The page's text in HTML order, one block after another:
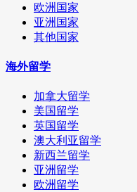
欧洲国家
亚洲国家
其他国家
海外留学
加拿大留学
美国留学
英国留学
澳大利亚留学
新西兰留学
亚洲留学
欧洲留学